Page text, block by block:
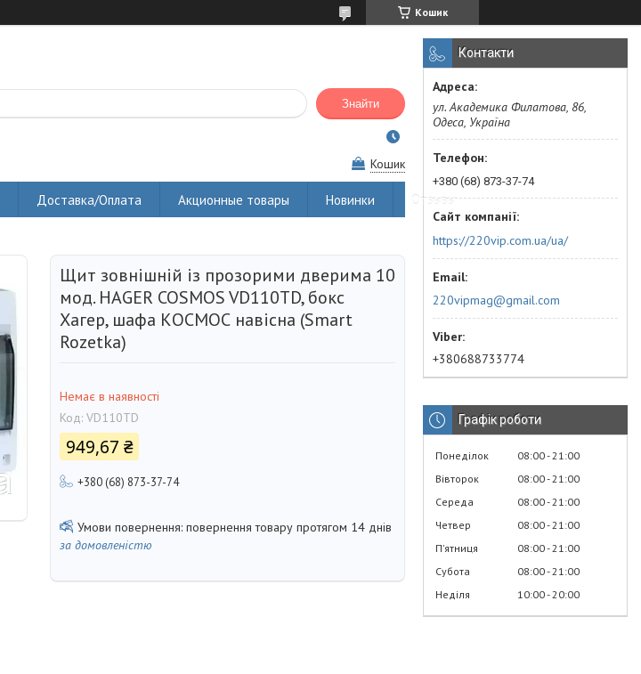
Кошик
Знайти
Кошик
Доставка/Оплата Акционные товары Новинки Отзывы
Щит зовнішній із прозорими дверима 10
мод. HAGER COSMOS VD110TD, бокс
Хагер, шафа КОСМОС навісна (Smart
Rozetka)
Немає в наявності
Код: VD110TD
949,67 ₴
+380 (68) 873-37-74
повернення товару протягом 14 днів
за домовленістю
Контакти
ул. Академика Филатова, 86,
Одеса, Україна
+380 (68) 873-37-74
https://220vip.com.ua/ua/
220vipmag@gmail.com
+380688733774
Графік роботи
Понеділок 08:00 21:00
Вівторок
08:00 21:00
Середа
08:00 21:00
Четвер
08:00 21:00
Пʼятниця
08:00 21:00
Субота
08:00 21:00
Неділя
10:00 20:00